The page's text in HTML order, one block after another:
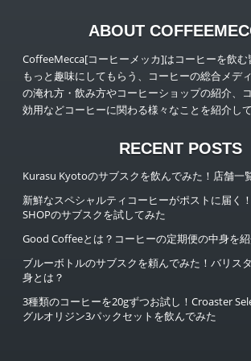
ABOUT
CoffeeMecca[コーヒーメッカ]はコーヒーを飲
もっと趣味にしてもらう、コーヒーの総合メデ
の淹れ方・飲み方やコーヒーショップの紹介、
効用などコーヒーに関わる様々なことを紹介して
RECENT POSTS
Kurasu Kyotoのサブスクを飲んでみた！店舗一
新鮮なスペシャルティコーヒーがポストに届く！
SHOPのサブスクを試してみた
Good Coffeeとは？コーヒーの定期便の中身を紹
ブルーボトルのサブスクを頼んでみた！バリス
身とは？
3種類のコーヒーを20gずつお試し！Croaster
グルオリジン3パックセットを飲んでみた